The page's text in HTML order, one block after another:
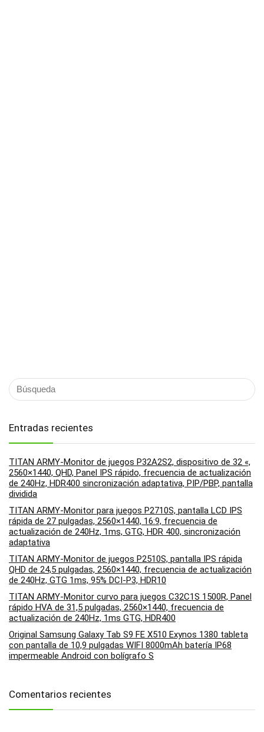
Entradas recientes
TITAN ARMY-Monitor de juegos P32A2S2, dispositivo de 32 «,
2560×1440, QHD, Panel IPS rápido, frecuencia de actualización
de 240Hz, HDR400 sincronización adaptativa, PIP/PBP, pantalla
dividida
TITAN ARMY-Monitor para juegos P2710S, pantalla LCD IPS
rápida de 27 pulgadas, 2560×1440, 16:9, frecuencia de
actualización de 240Hz, 1ms, GTG, HDR 400, sincronización
adaptativa
TITAN ARMY-Monitor de juegos P2510S, pantalla IPS rápida
QHD de 24,5 pulgadas, 2560×1440, frecuencia de actualización
de 240Hz, GTG 1ms, 95% DCI-P3, HDR10
TITAN ARMY-Monitor curvo para juegos C32C1S 1500R, Panel
rápido HVA de 31,5 pulgadas, 2560×1440, frecuencia de
actualización de 240Hz, 1ms GTG, HDR400
Original Samsung Galaxy Tab S9 FE X510 Exynos 1380 tableta
con pantalla de 10,9 pulgadas WIFI 8000mAh batería IP68
impermeable Android con bolígrafo S
Comentarios recientes